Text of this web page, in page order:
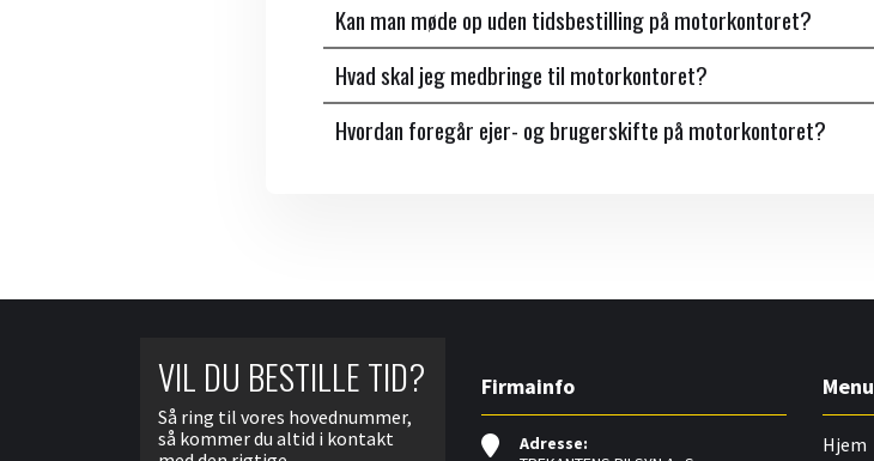
Kan man møde op uden tidsbestilling på motorkontoret?
Hvad skal jeg medbringe til motorkontoret?
Hvordan foregår ejer- og brugerskifte på motorkontoret?
VIL DU BESTILLE TID?
Så ring til vores hovednummer,
så kommer du altid i kontakt
Firmainfo
Adresse:
Menu
Hjem